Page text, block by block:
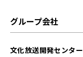
グループ会社
文化放送開発センター